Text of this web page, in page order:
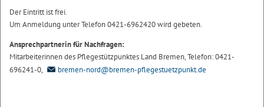
Der Eintritt ist frei.
Um Anmeldung unter Telefon 0421-6962420 wird gebeten.
Ansprechpartnerin für Nachfragen:
Mitarbeiterinnen des Pflegestützpunktes Land Bremen, Telefon: 0421-
696241-0,
bremen-nord@bremen-pflegestuetzpunkt.de